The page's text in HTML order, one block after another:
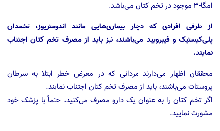
امگا-۳ موجود در تخم کتان می‌باشد.
از طرفی افرادی که دچار بیماری‌هایی مانند اندومتریوز، تخمدان
پلی‌کیستیک و فیبرویید می‌باشند، نیز باید از مصرف تخم کتان اجتناب
نمایند.
محققان اظهار می‌دارند مردانی که در معرض خطر ابتلا به سرطان
پروستات می‌باشند، باید از مصرف تخم کتان اجتناب نمایند.
اگر تخم کتان را به عنوان یک دارو مصرف می‌کنید، حتماً با پزشک خود
مشورت نمایید.